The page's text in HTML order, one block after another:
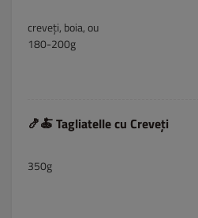
creveți, boia, ou
180-200g
🍤🍝 Tagliatelle cu Creveți
350g